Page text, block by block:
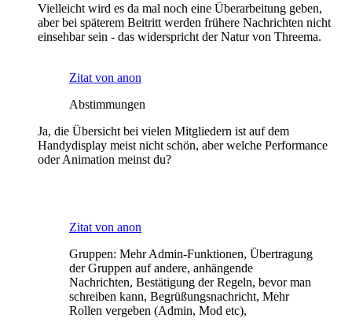
Vielleicht wird es da mal noch eine Überarbeitung geben,
aber bei späterem Beitritt werden frühere Nachrichten nicht
einsehbar sein - das widerspricht der Natur von Threema.
Zitat von anon
Abstimmungen
Ja, die Übersicht bei vielen Mitgliedern ist auf dem
Handydisplay meist nicht schön, aber welche Performance
oder Animation meinst du?
Zitat von anon
Gruppen: Mehr Admin-Funktionen, Übertragung
der Gruppen auf andere, anhängende
Nachrichten, Bestätigung der Regeln, bevor man
schreiben kann, Begrüßungsnachricht, Mehr
Rollen vergeben (Admin, Mod etc),